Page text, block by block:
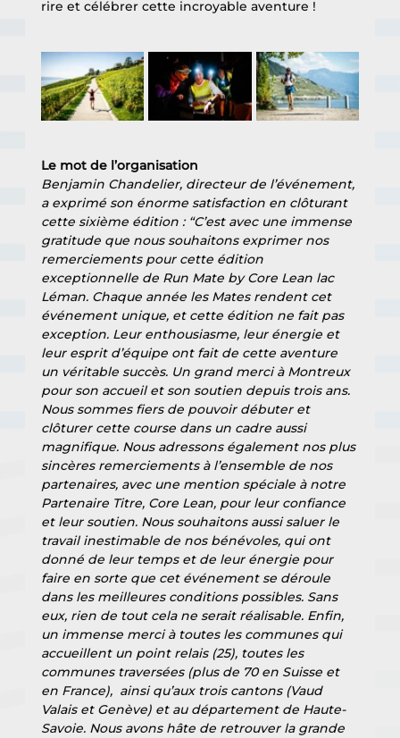
rire et célébrer cette incroyable aventure !
Le mot de l’organisation
Benjamin Chandelier, directeur de l’événement,
a exprimé son énorme satisfaction en clôturant
cette sixième édition : “C’est avec une immense
gratitude que nous souhaitons exprimer nos
remerciements pour cette édition
exceptionnelle de Run Mate by Core Lean lac
Léman. Chaque année les Mates rendent cet
événement unique, et cette édition ne fait pas
exception. Leur enthousiasme, leur énergie et
leur esprit d’équipe ont fait de cette aventure
un véritable succès. Un grand merci à Montreux
pour son accueil et son soutien depuis trois ans.
Nous sommes fiers de pouvoir débuter et
clôturer cette course dans un cadre aussi
magnifique. Nous adressons également nos plus
sincères remerciements à l’ensemble de nos
partenaires, avec une mention spéciale à notre
Partenaire Titre, Core Lean, pour leur confiance
et leur soutien. Nous souhaitons aussi saluer le
travail inestimable de nos bénévoles, qui ont
donné de leur temps et de leur énergie pour
faire en sorte que cet événement se déroule
dans les meilleures conditions possibles. Sans
eux, rien de tout cela ne serait réalisable. Enfin,
un immense merci à toutes les communes qui
accueillent un point relais (25), toutes les
communes traversées (plus de 70 en Suisse et
en France),  ainsi qu’aux trois cantons (Vaud
Valais et Genève) et au département de Haute-
Savoie. Nous avons hâte de retrouver la grande